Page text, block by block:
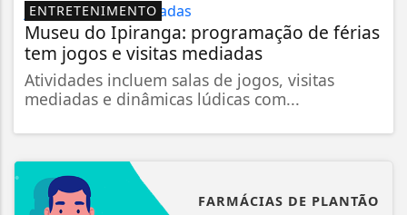
ENTRETENIMENTO
Museu do Ipiranga: programação de férias
tem jogos e visitas mediadas
Atividades incluem salas de jogos, visitas
mediadas e dinâmicas lúdicas com...
FARMÁCIAS DE PLANTÃO